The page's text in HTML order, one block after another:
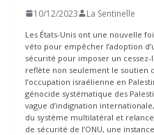
10/12/2023 La Sentinelle
Les États-Unis ont une nouvelle
véto pour empêcher l’adoption
sécurité pour imposer un
reflète non seulement le soutien
l’occupation israélienne en
génocide systématique des
vague d’indignation
du système multilatéral et
de sécurité de l’ONU, une